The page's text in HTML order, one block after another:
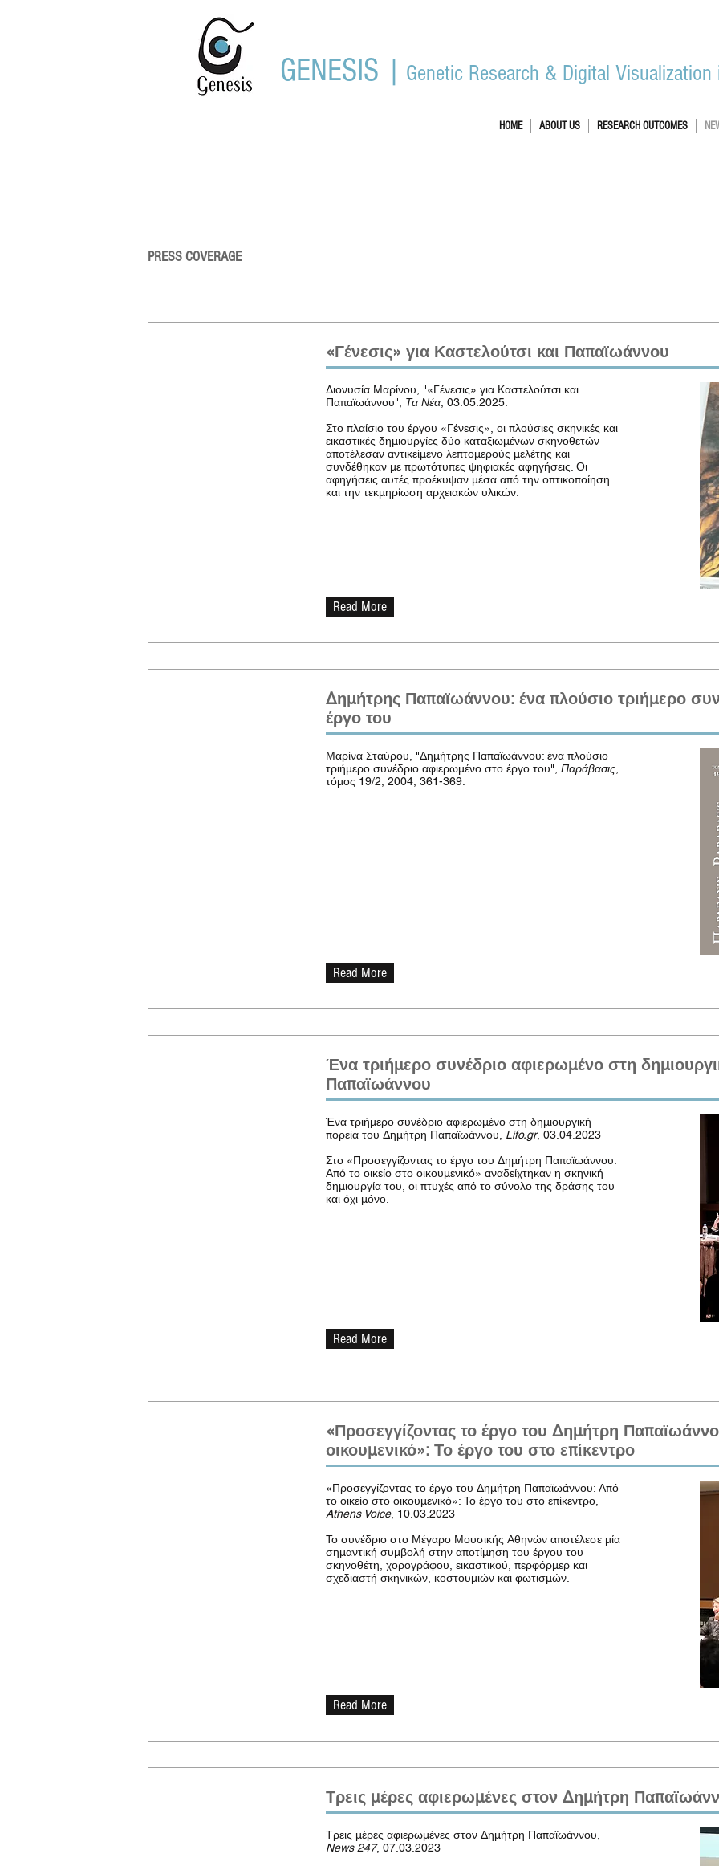
GENESIS | Genetic Research & Digital
HOME ABOUT US RESEARCH OUTCOMES
PRESS COVERAGE
«Γένεσις» για Καστελούτσι και Παπαϊωάννου
Διονυσία Μαρίνου, "«Γένεσις» για Καστελούτσι και
Παπαϊωάννου", Τα Νέα, 03.05.2025.
Στο πλαίσιο του έργου «Γένεσις», οι πλούσιες σκηνικές και
εικαστικές δημιουργίες δύο καταξιωμένων σκηνοθετών
αποτέλεσαν αντικείμενο λεπτομερούς μελέτης και
συνδέθηκαν με πρωτότυπες ψηφιακές αφηγήσεις. Οι
αφηγήσεις αυτές προέκυψαν μέσα από την οπτικοποίηση
και την τεκμηρίωση αρχειακών υλικών.
Read More
Δημήτρης Παπαϊωάννου: ένα πλούσιο τριήμερο
έργο του
Μαρίνα Σταύρου, "Δημήτρης Παπαϊωάννου: ένα πλούσιο
τριήμερο συνέδριο αφιερωμένο στο έργο του", Παράβασις,
τόμος 19/2, 2004, 361-369.
Read More
Ένα τριήμερο συνέδριο αφιερωμένο στη
Παπαϊωάννου
Ένα τριήμερο συνέδριο αφιερωμένο στη δημιουργική
πορεία του Δημήτρη Παπαϊωάννου, Lifo.gr, 03.04.2023
Στο «Προσεγγίζοντας το έργο του Δημήτρη Παπαϊωάννου:
Από το οικείο στο οικουμενικό» αναδείχτηκαν η σκηνική
δημιουργία του, οι πτυχές από το σύνολο της δράσης του
και όχι μόνο.
Read More
«Προσεγγίζοντας το έργο του Δημήτρη
οικουμενικό»: Το έργο του στο επίκεντρο
«Προσεγγίζοντας το έργο του Δημήτρη Παπαϊωάννου: Από
το οικείο στο οικουμενικό»: Το έργο του στο επίκεντρο,
Athens Voice, 10.03.2023
Το συνέδριο στο Μέγαρο Μουσικής Αθηνών αποτέλεσε μία
σημαντική συμβολή στην αποτίμηση του έργου του
σκηνοθέτη, χορογράφου, εικαστικού, περφόρμερ και
σχεδιαστή σκηνικών, κοστουμιών και φωτισμών.
Read More
Τρεις μέρες αφιερωμένες στον Δημήτρη
Τρεις μέρες αφιερωμένες στον Δημήτρη Παπαϊωάννου,
News 247, 07.03.2023